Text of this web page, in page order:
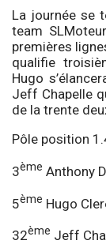
La journée se
team
premières
qualifie
Hugo
Jeff Chapelle
de la trente
Pôle position
3ème Anthony
5ème Hugo
32ème Jeff